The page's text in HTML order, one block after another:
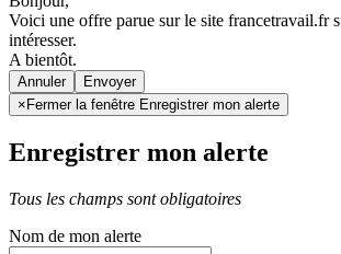
Voici une offre parue sur le site francetravail.fr
intéresser.
A bientôt.
Annuler
× Fermer la fenêtre Enregistrer mon alerte
Enregistrer mon alerte
Tous les champs sont obligatoires
Nom de mon alerte